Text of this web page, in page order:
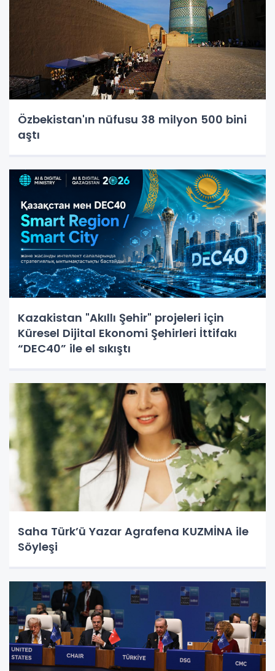
Özbekistan'ın nüfusu 38 milyon 500 bini
aştı
Kazakistan "Akıllı Şehir" projeleri için
Küresel Dijital Ekonomi Şehirleri İttifakı
“DEC40” ile el sıkıştı
Saha Türk’ü Yazar Agrafena KUZMİNA ile
Söyleşi